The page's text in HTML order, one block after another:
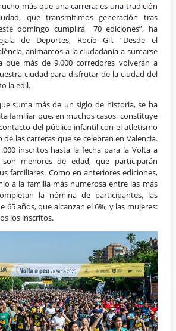
más que una carrera: es una tradición
que transmitimos generación tras
domingo cumplirá 70 ediciones”, ha
de Deportes, Rocío Gil. “Desde el
animamos a la ciudadanía a sumarse
que más de 9.000 corredores volverán a
ciudad para disfrutar de la ciudad del
la edil.
suma más de un siglo de historia, se ha
familiar que, en muchos casos, constituye
del público infantil con el atletismo
las carreras que se celebran en Valencia.
inscritos hasta la fecha para la Volta a
son menores de edad, que participarán
familiares. Como en anteriores ediciones,
a la familia más numerosa entre las más
la nómina de participantes, las
65 años, que alcanzan el 6%, y las mujeres:
los inscritos.